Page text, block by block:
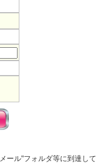
ール"フォルダ等に到達して